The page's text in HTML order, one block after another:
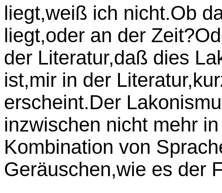
liegt,weiß ich nicht.Ob
liegt,oder an der
der Literatur,daß dies
ist,mir in der
erscheint.Der
inzwischen nicht mehr
Kombination von
Geräuschen,wie es der